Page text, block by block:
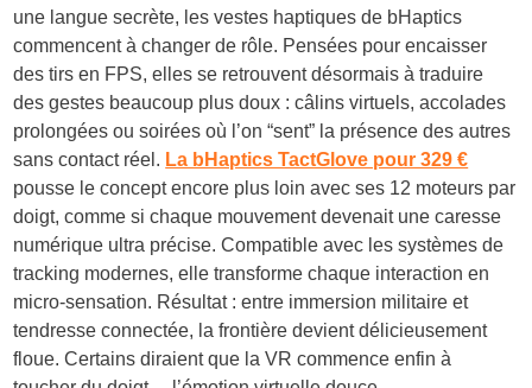
une langue secrète, les vestes haptiques de bHaptics
commencent à changer de rôle. Pensées pour encaisser
des tirs en FPS, elles se retrouvent désormais à traduire
des gestes beaucoup plus doux : câlins virtuels, accolades
prolongées ou soirées où l’on “sent” la présence des autres
sans contact réel. La bHaptics TactGlove pour 329 €
pousse le concept encore plus loin avec ses 12 moteurs par
doigt, comme si chaque mouvement devenait une caresse
numérique ultra précise. Compatible avec les systèmes de
tracking modernes, elle transforme chaque interaction en
micro-sensation. Résultat : entre immersion militaire et
tendresse connectée, la frontière devient délicieusement
floue. Certains diraient que la VR commence enfin à